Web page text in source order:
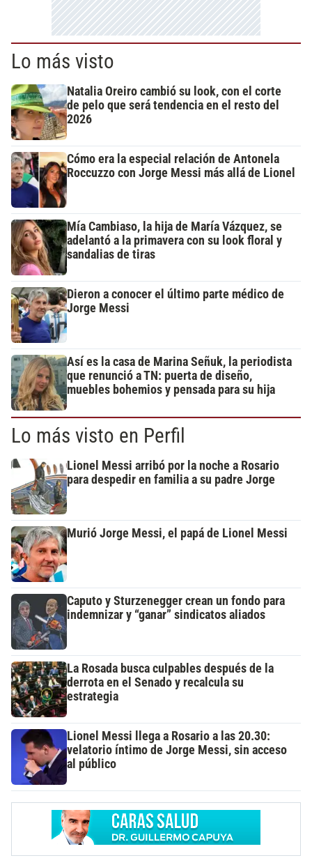
Lo más visto
Natalia Oreiro cambió su look, con el corte
de pelo que será tendencia en el resto del
2026
Cómo era la especial relación de Antonela
Roccuzzo con Jorge Messi más allá de Lionel
Mía Cambiaso, la hija de María Vázquez, se
adelantó a la primavera con su look floral y
sandalias de tiras
Dieron a conocer el último parte médico de
Jorge Messi
Así es la casa de Marina Señuk, la periodista
que renunció a TN: puerta de diseño,
muebles bohemios y pensada para su hija
Lo más visto en Perfil
Lionel Messi arribó por la noche a Rosario
para despedir en familia a su padre Jorge
Murió Jorge Messi, el papá de Lionel Messi
Caputo y Sturzenegger crean un fondo para
indemnizar y “ganar” sindicatos aliados
La Rosada busca culpables después de la
derrota en el Senado y recalcula su
estrategia
Lionel Messi llega a Rosario a las 20.30:
velatorio íntimo de Jorge Messi, sin acceso
al público